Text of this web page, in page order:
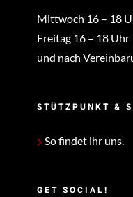
Mittwoch 16 – 18
Freitag 16 – 18 Uhr
und nach
STÜTZPUNKT &
So findet ihr uns.
GET SOCIAL!